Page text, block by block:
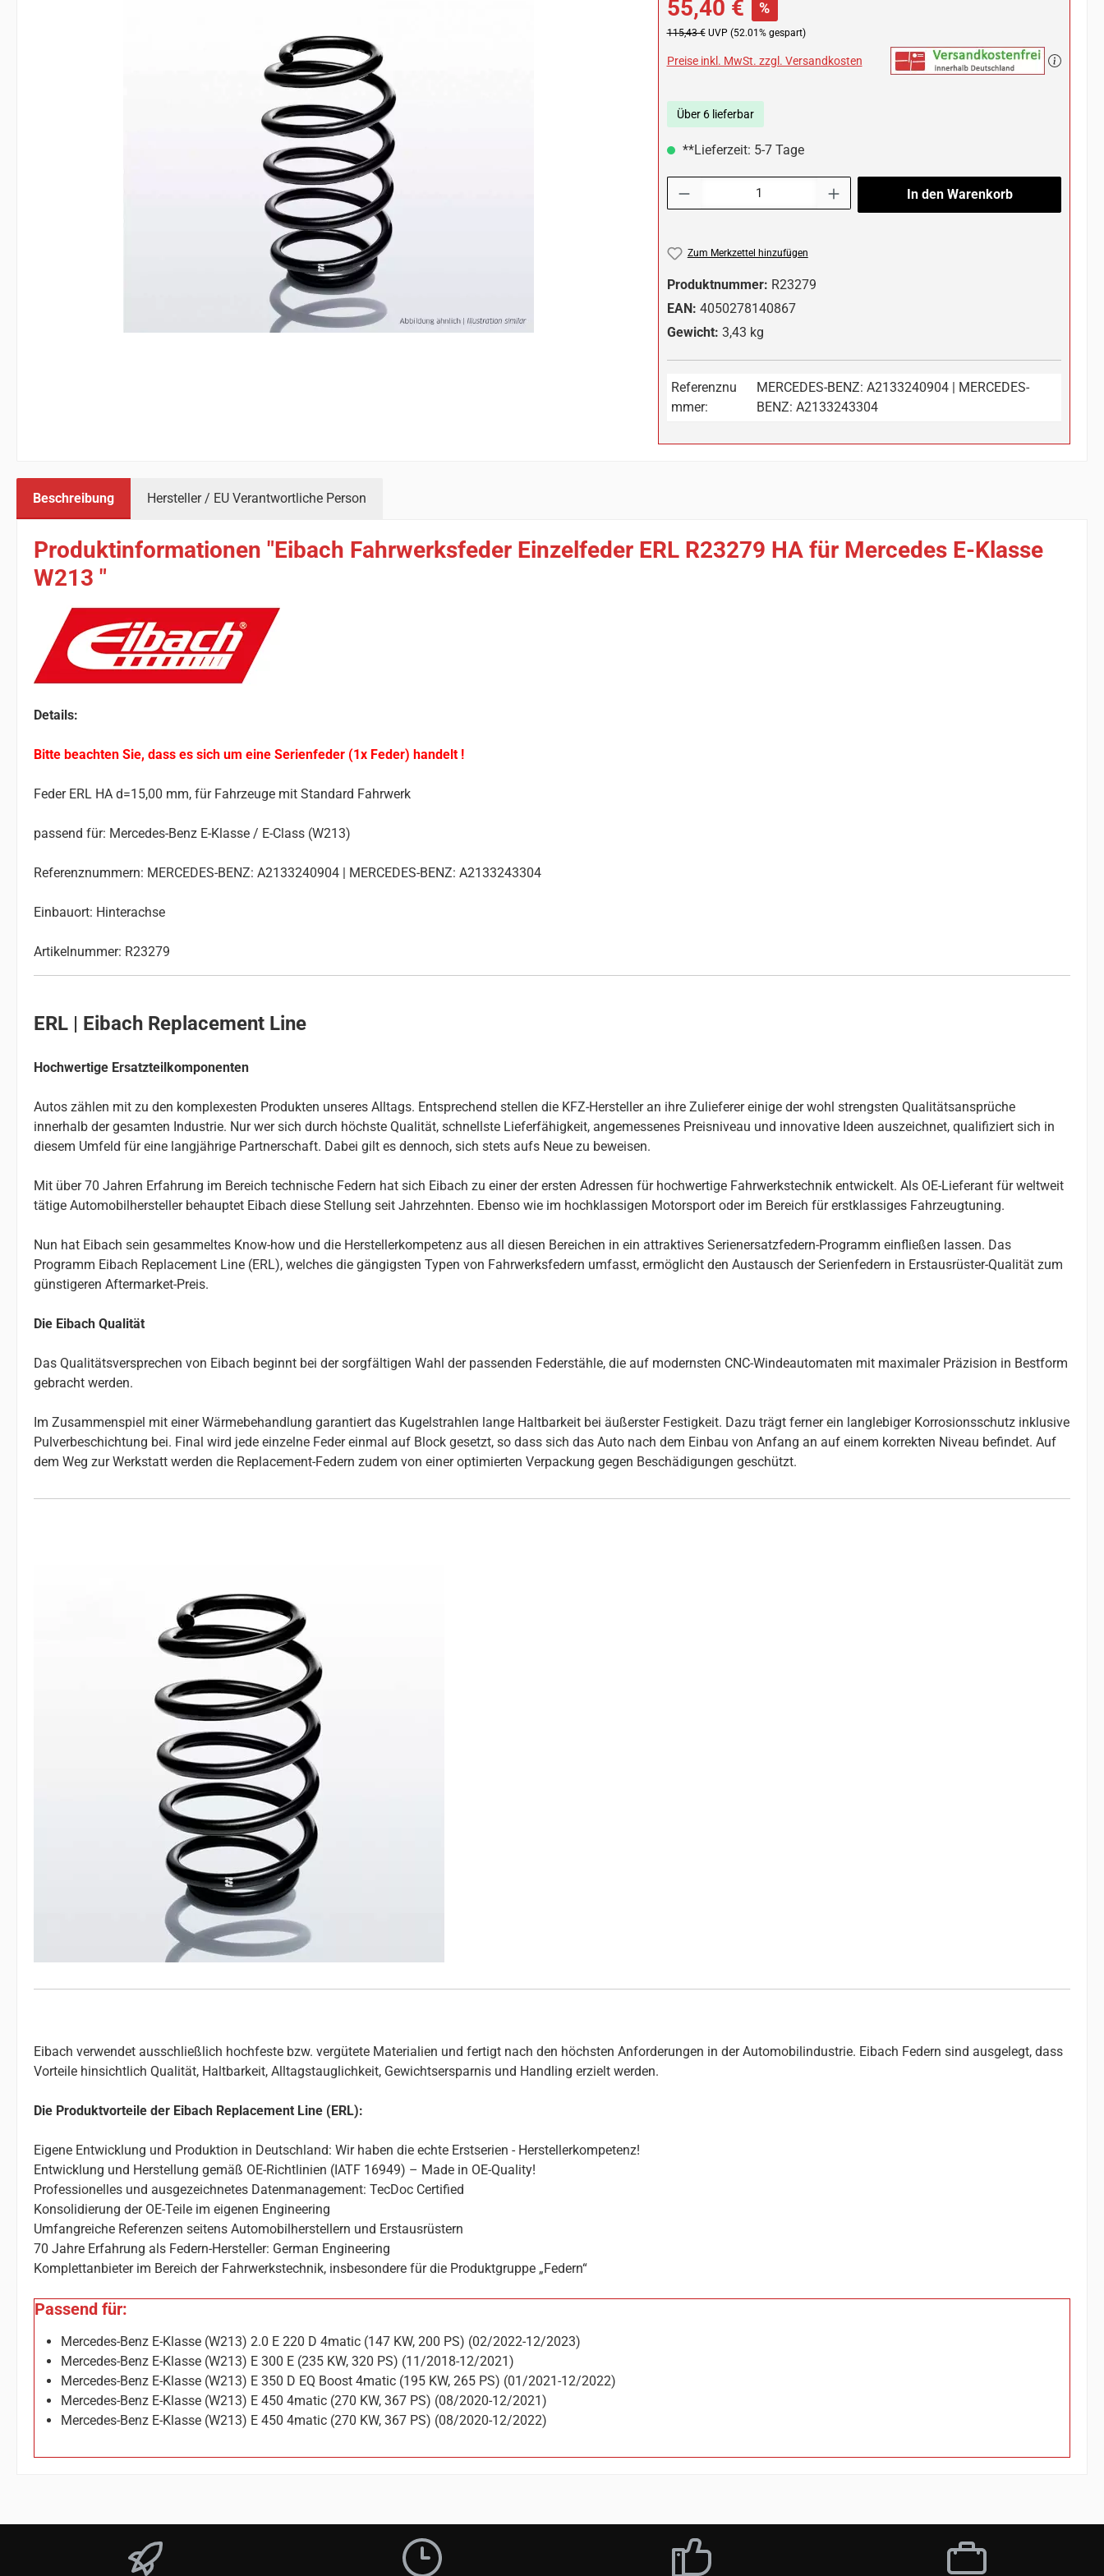
55,40 € %
Regulärer Preis:
115,43 € UVP (52.01% gespart)
Preise inkl. MwSt. zzgl. Versandkosten
Über 6 lieferbar
**Lieferzeit: 5-7 Tage
In den Warenkorb
Zum Merkzettel hinzufügen
Produktnummer: R23279
EAN: 4050278140867
Gewicht: 3,43 kg
Referenznu
mmer:
MERCEDES-BENZ: A2133240904 | MERCEDES-
BENZ: A2133243304
Beschreibung Hersteller / EU Verantwortliche Person
Produktinformationen "Eibach Fahrwerksfeder Einzelfeder ERL R23279 HA für Mercedes E-Klasse
W213 "
Details:
Bitte beachten Sie, dass es sich um eine Serienfeder (1x Feder) handelt !
Feder ERL HA d=15,00 mm, für Fahrzeuge mit Standard Fahrwerk
passend für: Mercedes-Benz E-Klasse / E-Class (W213)
Referenznummern: MERCEDES-BENZ: A2133240904 | MERCEDES-BENZ: A2133243304
Einbauort: Hinterachse
Artikelnummer: R23279
ERL | Eibach Replacement Line
Hochwertige Ersatzteilkomponenten
Autos zählen mit zu den komplexesten Produkten unseres Alltags. Entsprechend stellen die KFZ-Hersteller an ihre Zulieferer einige der wohl strengsten Qualitätsansprüche
innerhalb der gesamten Industrie. Nur wer sich durch höchste Qualität, schnellste Lieferfähigkeit, angemessenes Preisniveau und innovative Ideen auszeichnet, qualifiziert sich in
diesem Umfeld für eine langjährige Partnerschaft. Dabei gilt es dennoch, sich stets aufs Neue zu beweisen.
Mit über 70 Jahren Erfahrung im Bereich technische Federn hat sich Eibach zu einer der ersten Adressen für hochwertige Fahrwerkstechnik entwickelt. Als OE-Lieferant für weltweit
tätige Automobilhersteller behauptet Eibach diese Stellung seit Jahrzehnten. Ebenso wie im hochklassigen Motorsport oder im Bereich für erstklassiges Fahrzeugtuning.
Nun hat Eibach sein gesammeltes Know-how und die Herstellerkompetenz aus all diesen Bereichen in ein attraktives Serienersatzfedern-Programm einfließen lassen. Das
Programm Eibach Replacement Line (ERL), welches die gängigsten Typen von Fahrwerksfedern umfasst, ermöglicht den Austausch der Serienfedern in Erstausrüster-Qualität zum
günstigeren Aftermarket-Preis.
Die Eibach Qualität
Das Qualitätsversprechen von Eibach beginnt bei der sorgfältigen Wahl der passenden Federstähle, die auf modernsten CNC-Windeautomaten mit maximaler Präzision in Bestform
gebracht werden.
Im Zusammenspiel mit einer Wärmebehandlung garantiert das Kugelstrahlen lange Haltbarkeit bei äußerster Festigkeit. Dazu trägt ferner ein langlebiger Korrosionsschutz inklusive
Pulverbeschichtung bei. Final wird jede einzelne Feder einmal auf Block gesetzt, so dass sich das Auto nach dem Einbau von Anfang an auf einem korrekten Niveau befindet. Auf
dem Weg zur Werkstatt werden die Replacement-Federn zudem von einer optimierten Verpackung gegen Beschädigungen geschützt.
Eibach verwendet ausschließlich hochfeste bzw. vergütete Materialien und fertigt nach den höchsten Anforderungen in der Automobilindustrie. Eibach Federn sind ausgelegt, dass
Vorteile hinsichtlich Qualität, Haltbarkeit, Alltagstauglichkeit, Gewichtsersparnis und Handling erzielt werden.
Die Produktvorteile der Eibach Replacement Line (ERL):
Eigene Entwicklung und Produktion in Deutschland: Wir haben die echte Erstserien - Herstellerkompetenz!
Entwicklung und Herstellung gemäß OE-Richtlinien (IATF 16949) – Made in OE-Quality!
Professionelles und ausgezeichnetes Datenmanagement: TecDoc Certified
Konsolidierung der OE-Teile im eigenen Engineering
Umfangreiche Referenzen seitens Automobilherstellern und Erstausrüstern
70 Jahre Erfahrung als Federn-Hersteller: German Engineering
Komplettanbieter im Bereich der Fahrwerkstechnik, insbesondere für die Produktgruppe „Federn“
Passend für:
Mercedes-Benz E-Klasse (W213) 2.0 E 220 D 4matic (147 KW, 200 PS) (02/2022-12/2023)
Mercedes-Benz E-Klasse (W213) E 300 E (235 KW, 320 PS) (11/2018-12/2021)
Mercedes-Benz E-Klasse (W213) E 350 D EQ Boost 4matic (195 KW, 265 PS) (01/2021-12/2022)
Mercedes-Benz E-Klasse (W213) E 450 4matic (270 KW, 367 PS) (08/2020-12/2021)
Mercedes-Benz E-Klasse (W213) E 450 4matic (270 KW, 367 PS) (08/2020-12/2022)